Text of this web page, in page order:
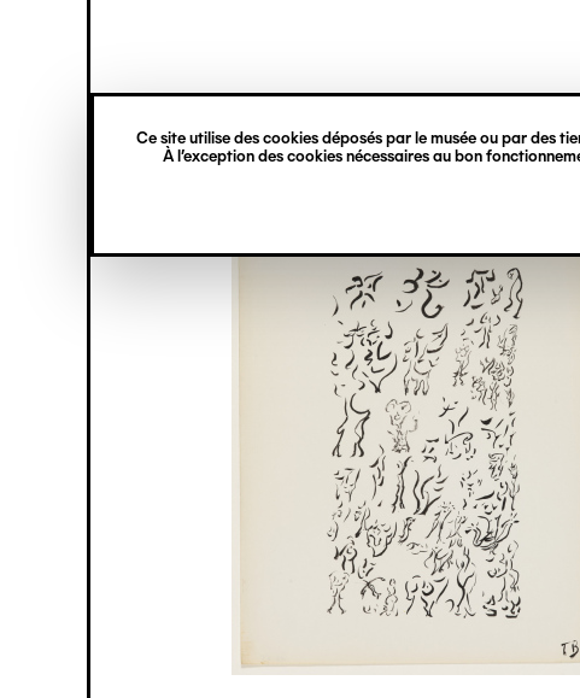
Ce site utilise des cookies déposés par le musée ou par des
À l’exception des cookies nécessaires au bon
principal
verticale